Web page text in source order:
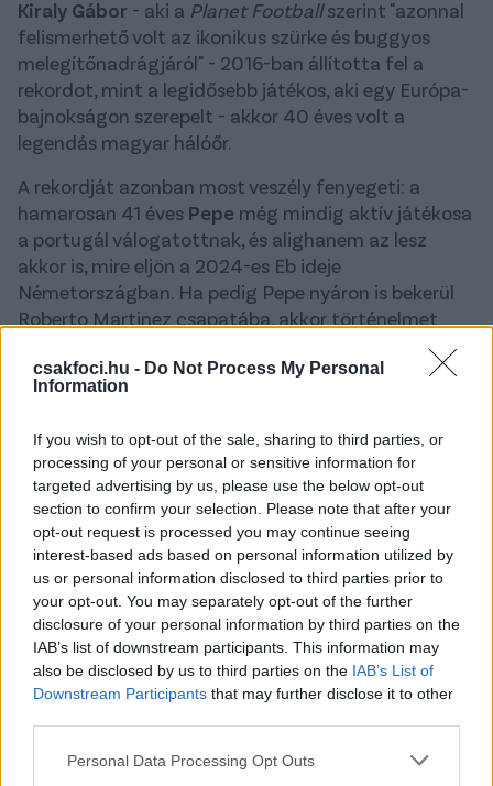
csakfoci.hu - Do Not Process My Personal
Information
If you wish to opt-out of the sale, sharing to third parties, or
processing of your personal or sensitive information for
targeted advertising by us, please use the below opt-out
section to confirm your selection. Please note that after your
opt-out request is processed you may continue seeing
interest-based ads based on personal information utilized by
us or personal information disclosed to third parties prior to
your opt-out. You may separately opt-out of the further
disclosure of your personal information by third parties on the
IAB’s list of downstream participants. This information may
also be disclosed by us to third parties on the IAB’s List of
Downstream Participants that may further disclose it to other
Please note that this website/app uses one or more Google
Personal Data Processing Opt Outs
Kiraly Gábor - aki a Planet Footballszerint "azonnal
felismerhető volt az ikonikus szürke és buggyos
melegítőnadrágjáról" - 2016-ban állította fel a
rekordot, mint a legidősebb játékos, aki egy Európa-
bajnokságon szerepelt - akkor 40 éves volt a
legendás magyar hálóőr.
A rekordját azonban most veszély fenyegeti: a
hamarosan 41 éves Pepe még mindig aktív játékosa
a portugál válogatottnak, és alighanem az lesz
akkor is, mire eljön a 2024-es Eb ideje
Németországban. Ha pedig Pepe nyáron is bekerül
Roberto Martinez csapatába, akkor történelmet
portál a "7 őrült futballrekord, amiről nem hisszük el,
hogy 2024-ben megdőlhet" címet viselő cikkében.
Pepe eddig 134 alkalommal viselte a portugál
válogatott mezét, de a 2023-as évben csak egy
találkozón léphetett pályára, részben sérülései
miatt. A 2022-es világbajnokságon egyébként már
beírta magát a történelemkönyvekbe azzal, hogy a
legidősebb portugál gólszerző lett Svájc ellen, és a
vb-k történetében is csak a kameruni Roger Milla
volt nála korosabb, amikor a kapuba talált még
1994-ben.
A portugál bekk és Király egyébként a 2016-os Eb-n
találkozott is egymással a pályán, a 3-3-s
csoportmeccsen mindketten végig játszottak. Pepe
aztán 2021-ben, a részben magyar rendezésű